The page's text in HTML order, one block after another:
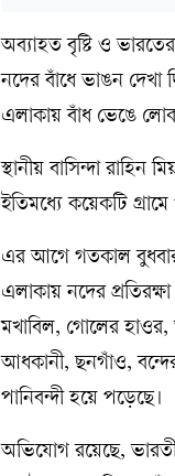
অব্যাহত বৃষ্টি ও
নদের বাঁধে ভাঙন
এলাকায় বাঁধ ভেঙে
স্থানীয় বাসিন্দা
ইতিমধ্যে কয়েকটি
এর আগে গতকাল বুধবার
এলাকায় নদের
মখাবিল, গোলের হাওর,
আধকানী, ছনগাঁও,
পানিবন্দী হয়ে পড়েছে।
অভিযোগ রয়েছে,